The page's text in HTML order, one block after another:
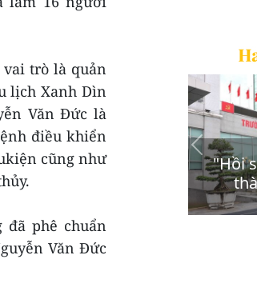
trò là quản
lịch Xanh Dìn
Văn Đức là
điều khiển
cũng như
đã phê chuẩn
Văn Đức